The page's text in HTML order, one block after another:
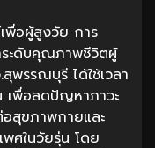
พื่อผู้สูงวัย การ
ะดับคุณภาพชีวิตผู้
พรรณบุรี ได้ใช้เวลา
เพื่อลดปัญหาภาวะ
สุขภาพกายและ
ศในวัยรุ่น โดย